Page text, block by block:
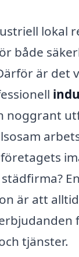
lokal
både
är det
noggrant
En
är att
tjänster.